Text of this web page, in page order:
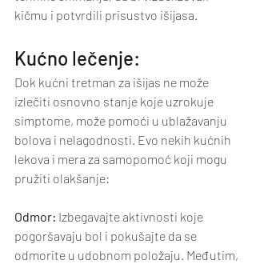
kičmu i potvrdili prisustvo išijasa.
Kućno lečenje:
Dok kućni tretman za išijas ne može
izlečiti osnovno stanje koje uzrokuje
simptome, može pomoći u ublažavanju
bolova i nelagodnosti. Evo nekih kućnih
lekova i mera za samopomoć koji mogu
pružiti olakšanje:
Odmor: Izbegavajte aktivnosti koje
pogoršavaju bol i pokušajte da se
odmorite u udobnom položaju. Međutim,